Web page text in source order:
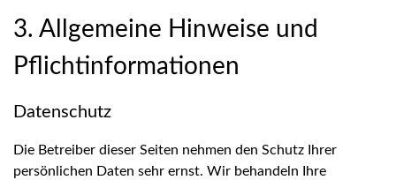
3. Allgemeine Hinweise und
Pflicht­informationen
Datenschutz
Die Betreiber dieser Seiten nehmen den Schutz Ihrer
persönlichen Daten sehr ernst. Wir behandeln Ihre